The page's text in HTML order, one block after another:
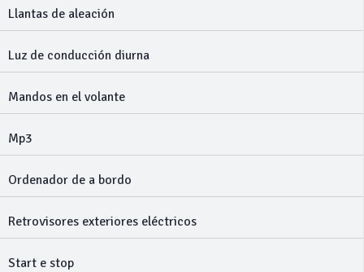
Llantas de aleación
Luz de conducción diurna
Mandos en el volante
Mp3
Ordenador de a bordo
Retrovisores exteriores eléctricos
Start e stop